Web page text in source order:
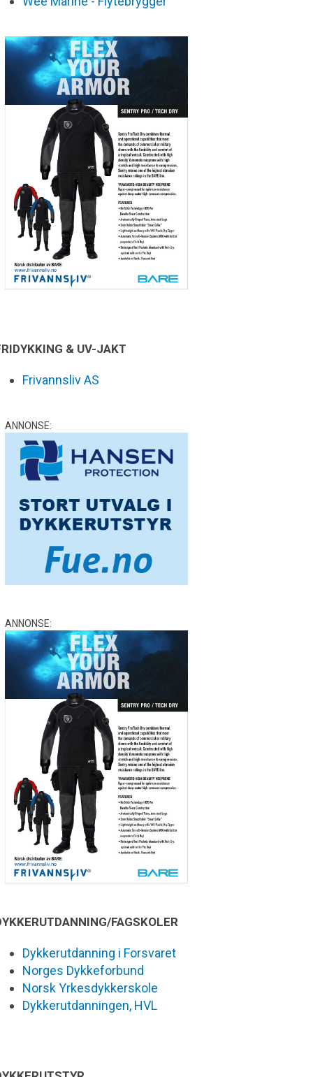
& UV-JAKT
Frivannsliv AS
ANNONSE:
ANNONSE:
FAGSKOLER
Dykkerutdanning i Forsvaret
Norges Dykkeforbund
Norsk Yrkesdykkerskole
Dykkerutdanningen, HVL